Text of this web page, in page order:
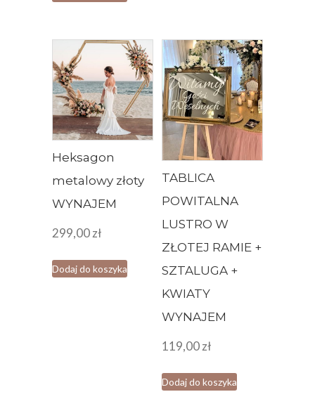
Heksagon
metalowy złoty
WYNAJEM
299,00zł
Dodaj do koszyka
TABLICA
POWITALNA
LUSTRO W
ZŁOTEJ RAMIE +
SZTALUGA +
KWIATY
WYNAJEM
119,00zł
Dodaj do koszyka